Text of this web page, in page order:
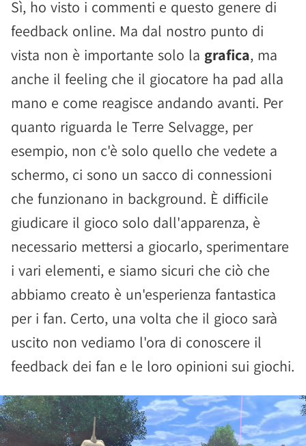
Sì, ho visto i commenti e questo genere di
feedback online. Ma dal nostro punto di
vista non è importante solo la grafica, ma
anche il feeling che il giocatore ha pad alla
mano e come reagisce andando avanti. Per
quanto riguarda le Terre Selvagge, per
esempio, non c'è solo quello che vedete a
schermo, ci sono un sacco di connessioni
che funzionano in background. È difficile
giudicare il gioco solo dall'apparenza, è
necessario mettersi a giocarlo, sperimentare
i vari elementi, e siamo sicuri che ciò che
abbiamo creato è un'esperienza fantastica
per i fan. Certo, una volta che il gioco sarà
uscito non vediamo l'ora di conoscere il
feedback dei fan e le loro opinioni sui giochi.